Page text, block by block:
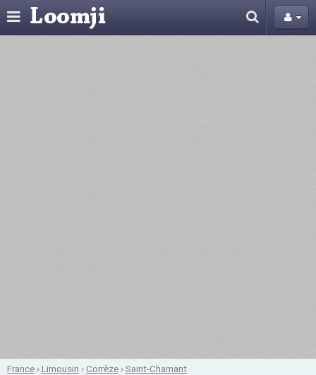
France ›Limousin ›Corrèze ›Saint-Chamant